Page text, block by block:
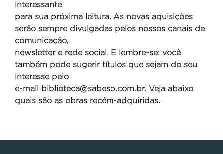
interessante
para sua próxima leitura. As novas aquisições
serão sempre divulgadas pelos nossos canais de
comunicação,
newsletter e rede social. E lembre-se: você
também pode sugerir títulos que sejam do seu
interesse pelo
e-mail
biblioteca@sabesp.com.br. Veja abaixo
quais são as obras recém-adquiridas.